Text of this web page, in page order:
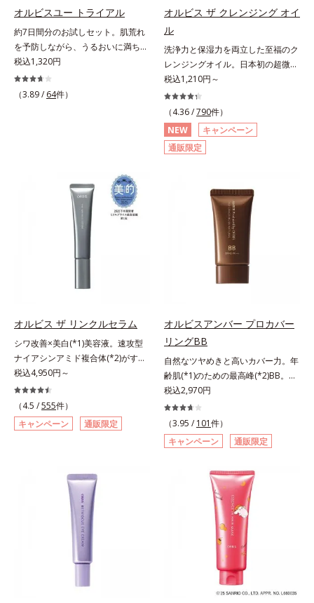
プローチ。保湿成分が日中の肌にも
うるおいを与え、明るくなめらかな
肌へ導きます。さらに落ちにくくす
るとキシキシし、塗りごこちを優先
すると膜がくずれやすくなる日焼け
止めのジレンマを解消すべく試作を
ながら、白浮きしにくい処方に。シ
ワ改善・美白を叶えながら、紫外線
を味方にしてあなたの肌を守る最高
峰顔用日焼け止めです。*1 メラニ
ンの生成を抑え、シミ・ソバカスを
膜ができ始めることで膜が強くくず
れにくくなり、密閉することで保湿
成分を浸透促進すること（角層ま
で）*5 保湿成分*6 角層まで＜使用
量目安＞大きめのパール1粒程度
※全顔使用の場合＜使用ステップ＞
洗顔料 ⇒ 化粧水 ⇒ 保湿液 ⇒オル
ビス リンクルブライトUVプロテク
祭りは、こちら
ら配合している美白有効成分「トラ
ネキサム酸」を配合しました。さら
に、シリーズ共通の美容成分(*7)
「GLルートブースター(*9)」を配合
することで、肌のふっくら感や透明
感を叶えます。美白ケアしながら多
角的なエイジングケアが叶うシリー
ズに。3ステップで上向き(*10)のハ
リと透明感を。効果的なシナジー設
計で、あなたのエイジングケアを応
シュ除く）*2 オルビス内スキンケ
アシリーズの保湿力*3 年齢に応じ
たお手入れのこと*4 うるおいによ
る*5 乾燥、ハリ・ツヤのなさ
*6 乾燥による*7 保湿成分*8
ロニセラカエルレア果汁、ノバラエ
キス配合＝うるおいを与えハリと透
エキス配合＝角層のすみずみまで水
分・油分を保ち、ハリ・ツヤを与え
る保湿成分*10 気持ちのことアレ
ルギーテスト済＝全ての方にアレル
ギーが起こらないということではあ
オルビスユー トライアル
約7日間分のお試しセット。肌荒れ
を予防しながら、うるおいに満ちた
美しい肌へ。7000種を超える成分
から厳選し、「うるおいの質(*1)」
に着目した初期エイジングケア(*2)
た美しい肌へと導きます。ポーラ・
オルビスグループ独自の肌荒れ防止
有効成分として、「DF-パンテノー
ル(*3)」を国内唯一(*4)、高濃度で
配合。角層のバリア機能にアプロー
リ感あふれる肌へと導きます。うる
おいに満ちたゆらがない肌をご体感
いただくために設計された3ステッ
プで、いつも力強く美しくあり続け
るあなたを応援します。*1 肌にう
るおいが満ち、維持されている状態
*2 年齢に応じたお手入れのこと
*3 デクスパンテノールW*4
オトギリソウエキス配合＝肌にうる
おいを与え、うるおいに満ちたハリ
ツヤ肌へ導く保湿成分アレルギーテ
スト済＝全ての方にアレルギーが起
こらないということではありませ
税込1,320円
（3.89 / 64件）
オルビス ザ クレンジング オイ
ル
洗浄力と保湿力を両立した至福のク
レンジングオイル。日本初の超微粒
子技術(*1)が毛穴奥の微細な汚れに
アプローチ。圧倒的な洗浄力と毛穴
悩みに着目したクレンジングオイル
です。日本初・超微粒子技術(*1)
で、さっと塗り広げるだけで濃いメ
イクはもちろん毛穴悩みも取り去
ンジング(*2)をご用意しました。ポ
ーラ化成は独自の先端研究により、
ナノバブルよりも小さい超微粒子
(*3)をクレンジングに搭載すること
に成功。毛穴よりはるかに小さい超
微粒子とオイルが肌と汚れの間に入
り込み、小さくばらけて肌表面にう
することを防止し、細かい毛穴汚れ
をごっそりするん！角栓溶解オイル
(*4)が詰まりや黒ずみも溶かして、
毛穴の目立ちにくいすべすべ肌に洗
い上げます。大人肌のためのくすみ
(*5)を晴らすアプローチによって圧
巻の洗浄力と保湿力を叶え、毛穴目
立ち(*6)や乾燥によるくすみをケア
し、毎日のメイクが楽しくなる晴れ
成独自の（Ｃ１２－２０）アルキル
グルコシド（保湿）で形成するミセ
ルから、汚れをはね返す水の膜をつ
くる技術が日本初（2024年12月時
点、J－GLOBALによる自社調べ）
*2 オルビス内でかつてないオイル
クレンジングのこと*3 ポーラ化成
独自の（Ｃ１２－２０）アルキルグ
ルコシド（保湿）で形成するミセル
税込1,210円～
（4.36 /790件）
NEW
キャンペーン
通販限定
オルビス ザ リンクルセラム
シワ改善×美白(*1)美容液。速攻型
ナイアシンアミド複合体(*2)がすば
やく浸透(*3)。ピンと、パッと。大
人の肌にハリ感を。シワ改善×美白
(*1)美容液。ポーラ化成 研究所の独
自研究で見出した、速攻型ナイアシ
ンアミド複合体(*2)と浸透サポート
透スピードがアップ(*5)し、浸透し
にくい大人肌の深く(*3)まで素早く
届けます。真皮のコラーゲン産生を
促進し、年齢とともに刻まれる深い
悩みのシワを改善しながら、過剰な
メラニン生成を防ぎ未来のシミ・ソ
バカスを予防します。さらに独自研
税込4,950円～
（4.5 /555件）
キャンペーン
通販限定
オルビスアンバー プロカバー
リングBB
自然なツヤめきと高いカバー力。年
齢肌(*1)のための最高峰(*2)BB。年
齢肌(*1)のための最高峰(*2)BBクリ
ームです。肌のアラを光でふわりと
とばし、くすみや凹凸も軽やかにカ
バー。さらに厚みのあるテクスチャ
ーが均一にのび広がり、しっかりカ
す。年齢肌による黄ぐすみや血色の
悪さに対応した色設計で、白浮きせ
ずパッと明るい印象を叶えます。こ
れ1本で、日中美容クリーム・日焼
け止め・化粧下地・カラーコントロ
ール・コンシーラー・パウダー・フ
ァンデーションの7役を兼ねる多機
能BB。慌ただしい朝でもパパッと
塗るだけで、厚塗り感のない、自然
税込2,970円
（3.95 / 101件）
キャンペーン
通販限定